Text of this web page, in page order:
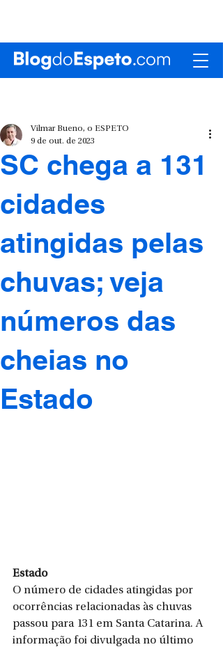
SC chega a 131
cidades
atingidas pelas
chuvas; veja
números das
cheias no
Estado
Vilmar Bueno, o ESPETO
9 de out. de 2023
Estado
O número de cidades atingidas por
ocorrências relacionadas às chuvas
passou para 131 em Santa Catarina. A
informação foi divulgada no último